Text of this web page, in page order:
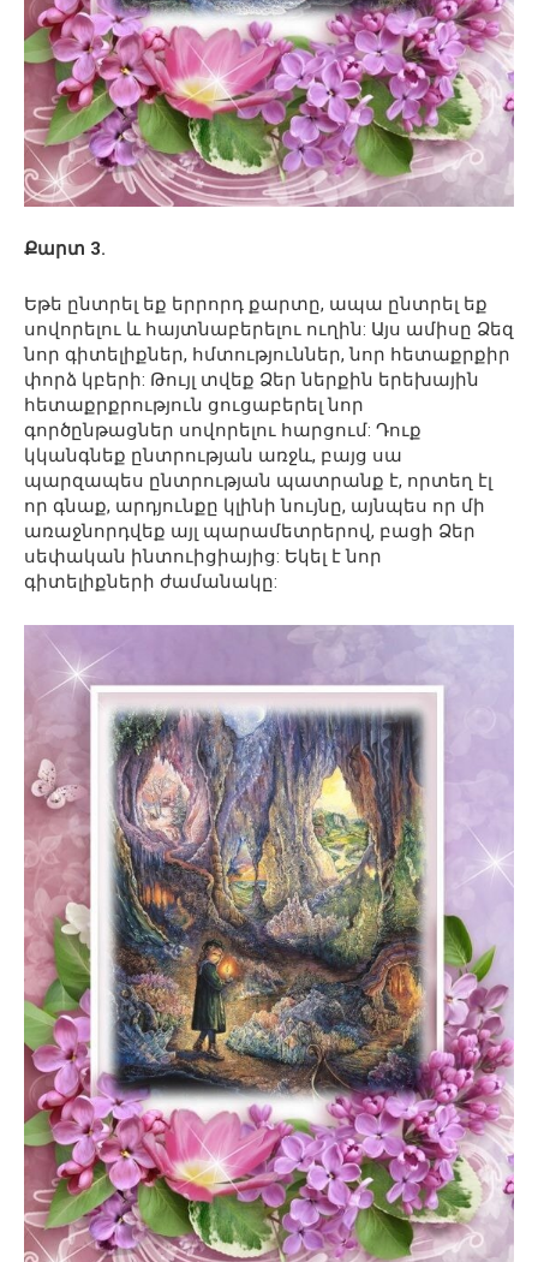
Քարտ 3.
Եթե ​​ընտրել եք երրորդ քարտը, ապա ընտրել եք
սովորելու և հայտնաբերելու ուղին: Այս ամիսը Ձեզ
նոր գիտելիքներ, հմտություններ, նոր հետաքրքիր
փորձ կբերի: Թույլ տվեք Ձեր ներքին երեխային
հետաքրքրություն ցուցաբերել նոր
գործընթացներ սովորելու հարցում: Դուք
կկանգնեք ընտրության առջև, բայց սա
պարզապես ընտրության պատրանք է, որտեղ էլ
որ գնաք, արդյունքը կլինի նույնը, այնպես որ մի
առաջնորդվեք այլ պարամետրերով, բացի Ձեր
սեփական ինտուիցիայից: Եկել է նոր
գիտելիքների ժամանակը: